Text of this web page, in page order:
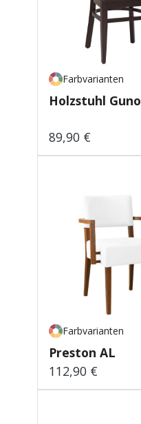
Farbvarianten
Holzstuhl Guno
Regulärer Preis:
89,90 €
Farbvarianten
Preston AL
Regulärer Preis:
112,90 €